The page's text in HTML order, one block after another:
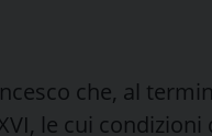
che, al
le cui condizioni